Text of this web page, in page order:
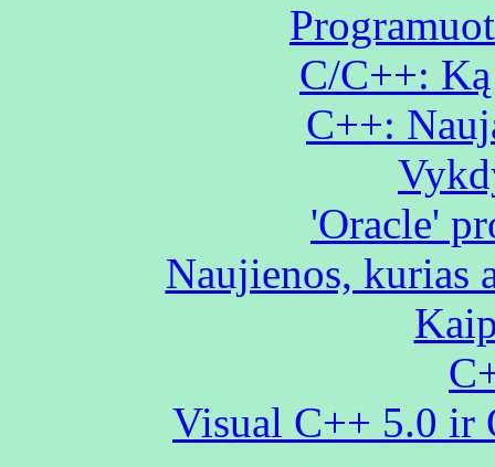
C/C++:
C++:
'Oracle'
Naujienos, kurias
Visual C++ 5.0 ir